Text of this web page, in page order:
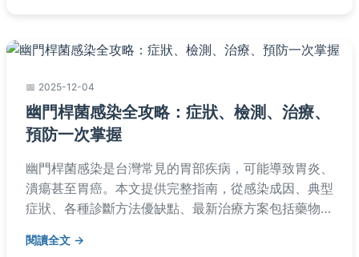
2025-12-04
幽門桿菌感染全攻略：症狀、檢測、治療、
預防一次掌握
幽門桿菌感染是台灣常見的胃部疾病，可能導致胃炎、
潰瘍甚至胃癌。本文提供完整指南，從感染成因、典型
症狀、各種診斷方法優缺點、最新治療方案包括藥物比
常見疑問，幫助您全面認識幽門桿菌感染，做出健康決
閱讀全文